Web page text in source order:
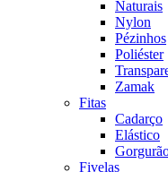
Naturais
Nylon
Pézinhos
Poliéster
Zamak
Fitas
Cadarço
Elástico
Fivelas